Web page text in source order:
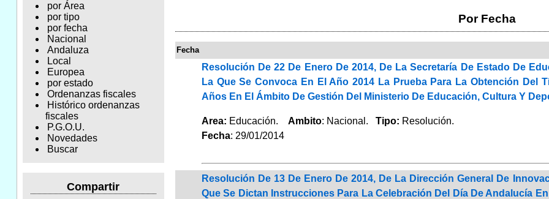
por Área
por tipo
por fecha
Nacional
Andaluza
Local
Europea
por estado
Ordenanzas fiscales
Histórico ordenanzas
fiscales
P.G.O.U.
Novedades
Buscar
Compartir
Por Fecha
Fecha
Resolución De 22 De Enero De 2014, De La Secretaría De Estado De
La Que Se Convoca En El Año 2014 La Prueba Para La Obtención Del
Años En El Ámbito De Gestión Del Ministerio De Educación, Cultura Y
Area: Educación. Ambito: Nacional. Tipo: Resolución.
Fecha: 29/01/2014
Resolución De 13 De Enero De 2014, De La Dirección General De
Que Se Dictan Instrucciones Para La Celebración Del Día De Andalucía